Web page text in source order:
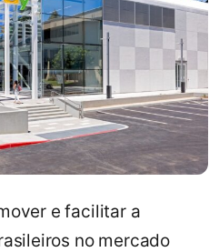
e facilitar a
no mercado